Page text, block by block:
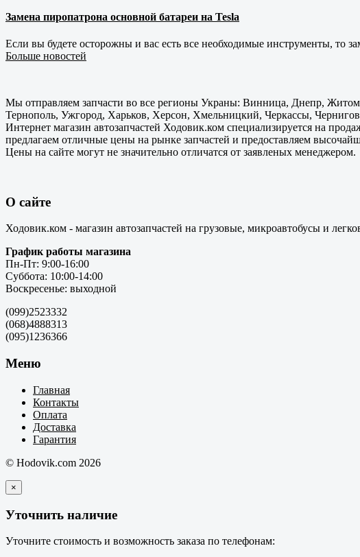
Замена пиропатрона основной батареи на Tesla
Если вы будете осторожны и вас есть все необходимые инструменты, то
Больше новостей
Мы отправляем запчасти во все регионы Украны: Винница, Днепр,
Тернополь, Ужгород, Харьков, Херсон, Хмельницкий, Черкассы,
Интернет магазин автозапчастей Ходовик.ком специализируется на
предлагаем отличные цены на рынке запчастей и предоставляем
Цены на сайте могут не значительно отличатся от заявленых менеджером.
О сайте
Ходовик.ком - магазин автозапчастей на грузовые, микроавтобусы и
График работы магазина
Пн-Пт: 9:00-16:00
Суббота: 10:00-14:00
Воскресенье: выходной
(099)2523332
(068)4888313
(095)1236366
Меню
Главная
Контакты
Оплата
Доставка
Гарантия
© Hodovik.com 2026
×
Уточнить наличие
Уточните стоимость и возможность заказа по телефонам: